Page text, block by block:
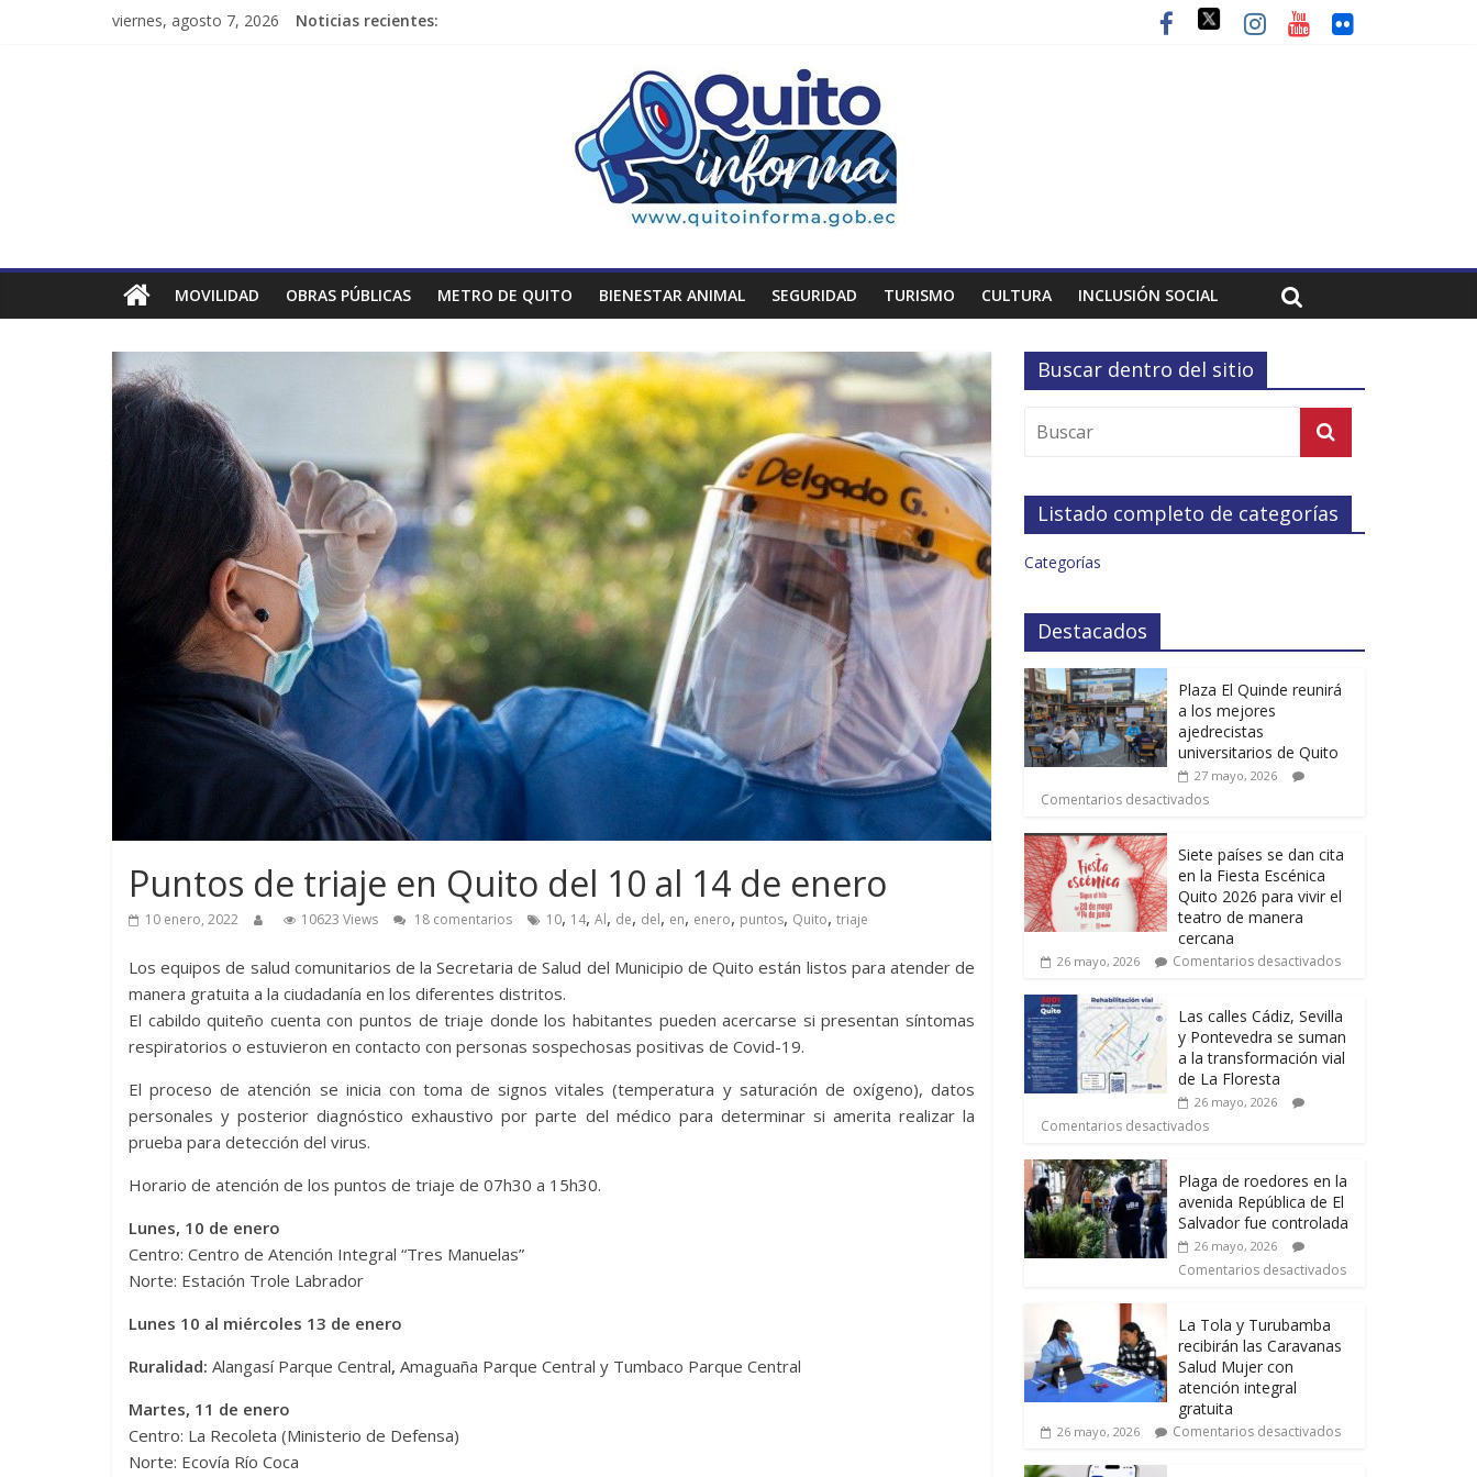
viernes, agosto 7, 2026 Noticias recientes:
MOVILIDAD OBRAS PÚBLICAS METRO DE QUITO BIENESTAR ANIMAL SEGURIDAD TURISMO CULTURA INCLUSIÓN SOCIAL
Puntos de triaje en Quito del 10 al 14 de enero
10 enero, 2022 10623 Views 18 comentarios 10, 14, Al, de, del, en, enero, puntos, Quito, triaje
Los equipos de salud comunitarios de la Secretaria de Salud del Municipio de Quito están listos para atender de
manera gratuita a la ciudadanía en los diferentes distritos.
El cabildo quiteño cuenta con puntos de triaje donde los habitantes pueden acercarse si presentan síntomas
respiratorios o estuvieron en contacto con personas sospechosas positivas de Covid-19.
El proceso de atención se inicia con toma de signos vitales (temperatura y saturación de oxígeno), datos
personales y posterior diagnóstico exhaustivo por parte del médico para determinar si amerita realizar la
prueba para detección del virus.
Horario de atención de los puntos de triaje de 07h30 a 15h30.
Lunes, 10 de enero
Centro: Centro de Atención Integral “Tres Manuelas”
Norte: Estación Trole Labrador
Lunes 10 al miércoles 13 de enero
Ruralidad: Alangasí Parque Central, Amaguaña Parque Central y Tumbaco Parque Central
Martes, 11 de enero
Centro: La Recoleta (Ministerio de Defensa)
Norte: Ecovía Río Coca
Buscar dentro del sitio
Listado completo de categorías
Categorías
Destacados
Plaza El Quinde reunirá
a los mejores
ajedrecistas
universitarios de Quito
27 mayo, 2026
Comentarios desactivados
Siete países se dan cita
en la Fiesta Escénica
Quito 2026 para vivir el
teatro de manera
cercana
26 mayo, 2026 Comentarios desactivados
Las calles Cádiz, Sevilla
y Pontevedra se suman
a la transformación vial
de La Floresta
26 mayo, 2026
Comentarios desactivados
Plaga de roedores en la
avenida República de El
Salvador fue controlada
26 mayo, 2026
Comentarios desactivados
La Tola y Turubamba
recibirán las Caravanas
Salud Mujer con
atención integral
gratuita
26 mayo, 2026 Comentarios desactivados